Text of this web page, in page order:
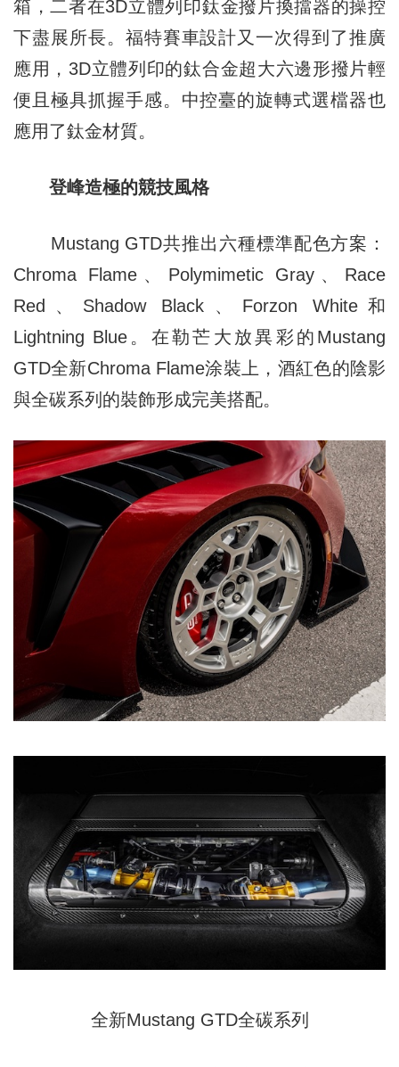
箱，二者在3D立體列印鈦金撥片換擋器的操控
下盡展所長。福特賽車設計又一次得到了推廣
應用，3D立體列印的鈦合金超大六邊形撥片輕
便且極具抓握手感。中控臺的旋轉式選檔器也
應用了鈦金材質。
登峰造極的競技風格
Mustang GTD共推出六種標準配色方案：
Chroma Flame、Polymimetic Gray、Race
Red、Shadow Black、Forzon White和
Lightning Blue。在勒芒大放異彩的Mustang
GTD全新Chroma Flame涂裝上，酒紅色的陰影
與全碳系列的裝飾形成完美搭配。
全新Mustang GTD全碳系列